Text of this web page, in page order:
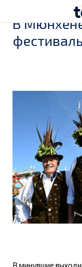
В
В минувшие